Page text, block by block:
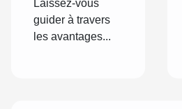
Laissez-vous
guider à travers
les avantages...